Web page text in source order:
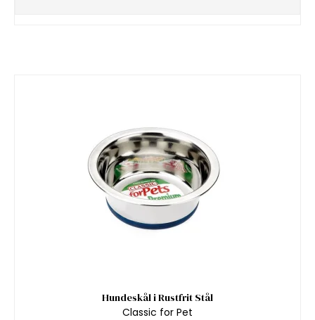
Hundeskål i Rustfrit Stål
Classic for Pet